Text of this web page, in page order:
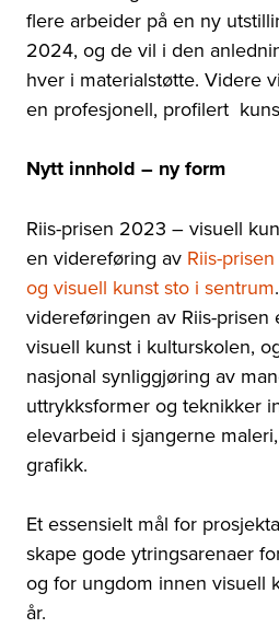
flere arbeider på en ny
2024, og de vil i den
hver i materialstøtte. Videre
en profesjonell, profilert
Nytt innhold – ny form
Riis-prisen 2023 – visuell
en videreføring av Riis-
og visuell kunst sto i sentrum
videreføringen av Riis-prisen
visuell kunst i kulturskolen,
nasjonal synliggjøring av
uttrykksformer og teknikker
elevarbeid i sjangerne
grafikk.
Et essensielt mål for
skape gode ytringsarenaer
og for ungdom innen visuell
år.